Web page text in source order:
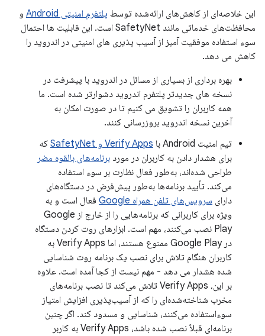
این خلاصه‌ای از کاهش‌های ارائه‌شده توسط پلتفرم امنیتی Android
و
محافظت‌های خدماتی مانند SafetyNet است. این قابلیت ها احتمال
سوء استفاده موفقیت آمیز از آسیب پذیری های امنیتی در اندروید را
کاهش می دهد.
بهره برداری از بسیاری از مسائل در اندروید با پیشرفت در
نسخه های جدیدتر پلتفرم اندروید دشوارتر شده است. ما
همه کاربران را تشویق می کنیم تا در صورت امکان به
آخرین نسخه اندروید بروزرسانی کنند.
تیم امنیت Android با
Verify Apps و SafetyNet
که
برای هشدار دادن به کاربران در مورد برنامه‌های بالقوه مضر
طراحی شده‌اند، به‌طور فعال نظارت بر سوء استفاده
می‌کند. تأیید برنامه‌ها به‌طور پیش‌فرض در دستگاه‌های
دارای سرویس‌های تلفن همراه Google
فعال است و به
ویژه برای کاربرانی که برنامه‌هایی را از خارج از Google
Play نصب می‌کنند، مهم است. ابزارهای روت کردن دستگاه
در Google Play ممنوع هستند، اما Verify Apps به
کاربران هنگام تلاش برای نصب یک برنامه روت شناسایی
شده هشدار می دهد - مهم نیست از کجا آمده است. علاوه
بر این، Verify Apps تلاش می‌کند تا نصب برنامه‌های
مخرب شناخته‌شده‌ای را که از آسیب‌پذیری افزایش امتیاز
سوءاستفاده می‌کنند، شناسایی و مسدود کند. اگر چنین
برنامه‌ای قبلاً نصب شده باشد، Verify Apps به کاربر